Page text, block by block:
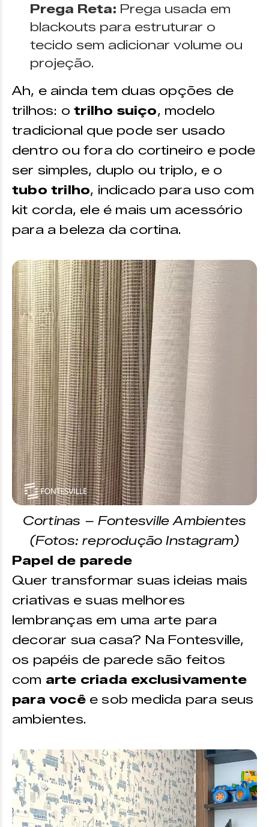
Prega Reta: Prega usada em
blackouts para estruturar o
tecido sem adicionar volume ou
projeção.
Ah, e ainda tem duas opções de
trilhos: otrilho suiço, modelo
tradicional que pode ser usado
dentro ou fora do cortineiro e pode
ser simples, duplo ou triplo, e o
tubo trilho, indicado para uso com
kit corda, ele é mais um acessório
para a beleza da cortina.
Cortinas – Fontesville Ambientes
(Fotos: reprodução Instagram)
Papel de parede
Quer transformar suas ideias mais
criativas e suas melhores
lembranças em uma arte para
decorar sua casa? Na Fontesville,
os papéis de parede são feitos
com arte criada exclusivamente
para vocêe sob medida para seus
ambientes.